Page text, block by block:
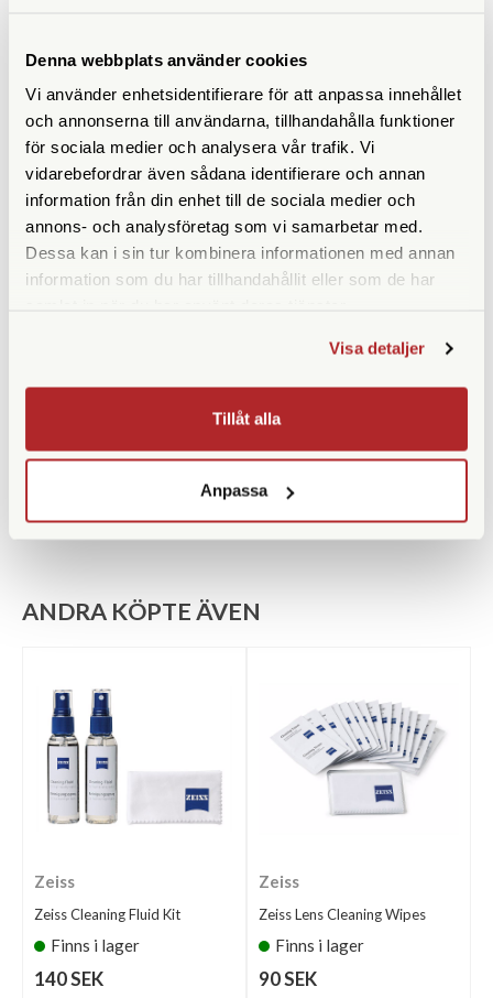
Denna webbplats använder cookies
Vi använder enhetsidentifierare för att anpassa innehållet
och annonserna till användarna, tillhandahålla funktioner
för sociala medier och analysera vår trafik. Vi
vidarebefordrar även sådana identifierare och annan
information från din enhet till de sociala medier och
annons- och analysföretag som vi samarbetar med.
Dessa kan i sin tur kombinera informationen med annan
information som du har tillhandahållit eller som de har
Visa detaljer
Tillåt alla
Anpassa
Ögonavstånd/Eye relief
(mm)
Vridbara ögonmusslor Ja
Vikt (g) 195
Bredd (mm) 104
Garanti 10 år
Förvaringspåse | Rem |
Okularskydd
ANDRA KÖPTE ÄVEN
Zeiss
Zeiss Cleaning Fluid Kit
Finns i lager
140 SEK
Zeiss
Zeiss Lens Cleaning Wipes
Finns i lager
90 SEK